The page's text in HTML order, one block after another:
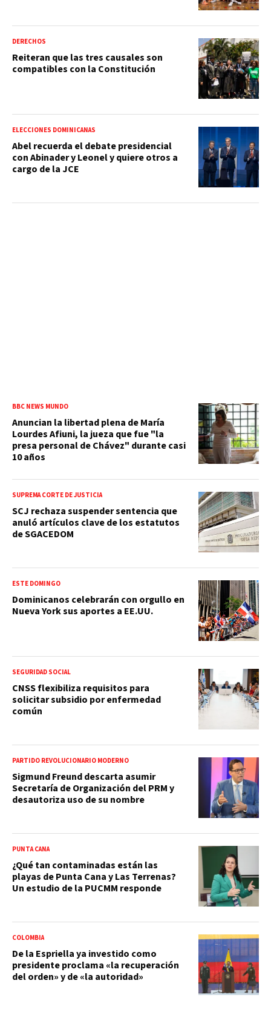
DERECHOS
Reiteran que las tres causales son
compatibles con la Constitución
ELECCIONES DOMINICANAS
Abel recuerda el debate presidencial
con Abinader y Leonel y quiere otros a
cargo de la JCE
BBC NEWS MUNDO
Anuncian la libertad plena de María
Lourdes Afiuni, la jueza que fue "la
presa personal de Chávez" durante casi
10 años
SUPREMA CORTE DE JUSTICIA
SCJ rechaza suspender sentencia que
anuló artículos clave de los estatutos
de SGACEDOM
ESTE DOMINGO
Dominicanos celebrarán con orgullo en
Nueva York sus aportes a EE.UU.
SEGURIDAD SOCIAL
CNSS flexibiliza requisitos para
solicitar subsidio por enfermedad
común
PARTIDO REVOLUCIONARIO MODERNO
Sigmund Freund descarta asumir
Secretaría de Organización del PRM y
desautoriza uso de su nombre
PUNTA CANA
¿Qué tan contaminadas están las
playas de Punta Cana y Las Terrenas?
Un estudio de la PUCMM responde
COLOMBIA
De la Espriella ya investido como
presidente proclama «la recuperación
del orden» y de «la autoridad»